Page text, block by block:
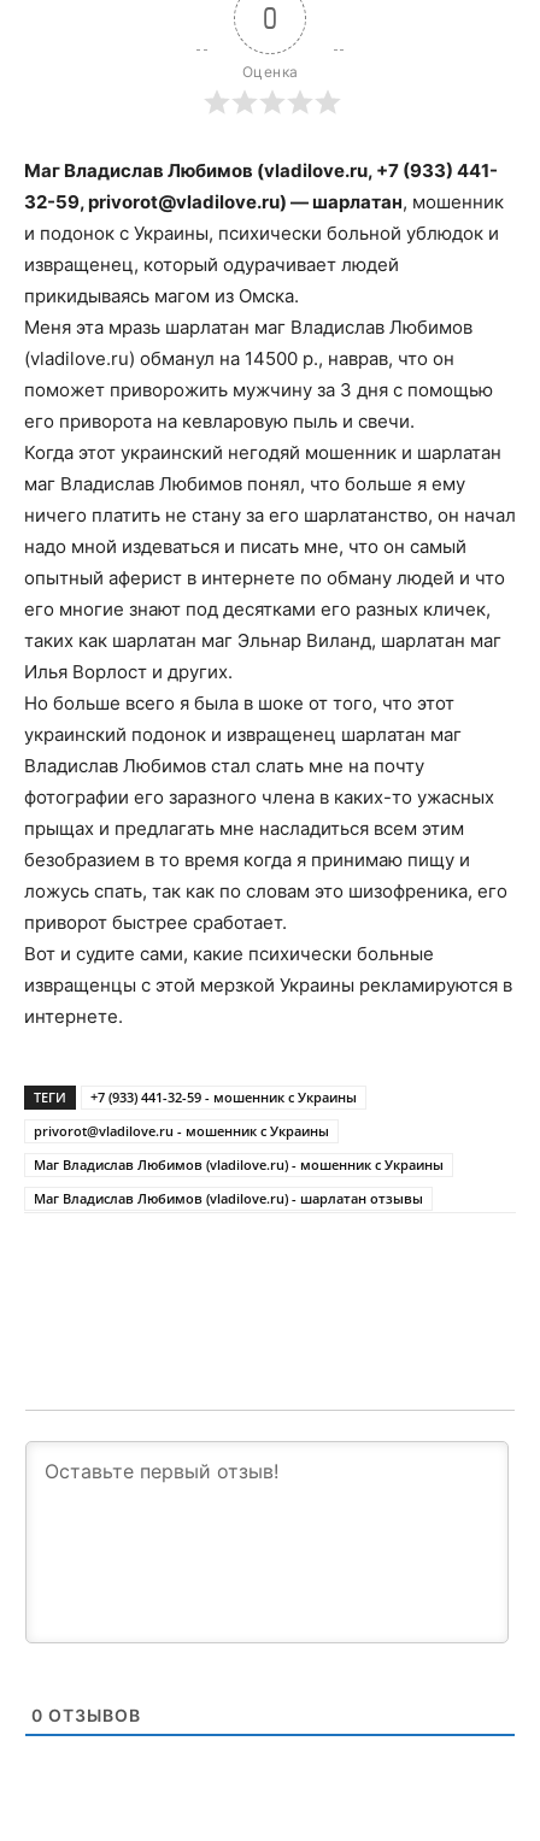
0
Оценка
Маг Владислав Любимов (vladilove.ru, +7 (933) 441-
32-59,privorot@vladilove.ru) — шарлатан, мошенник
и подонок с Украины, психически больной ублюдок и
извращенец, который одурачивает людей
прикидываясь магом из Омска.
Меня эта мразь шарлатан маг Владислав Любимов
(vladilove.ru) обманул на 14500 р., наврав, что он
поможет приворожить мужчину за 3 дня с помощью
его приворота на кевларовую пыль и свечи.
Когда этот украинский негодяй мошенник и шарлатан
маг Владислав Любимов понял, что больше я ему
ничего платить не стану за его шарлатанство, он начал
надо мной издеваться и писать мне, что он самый
опытный аферист в интернете по обману людей и что
его многие знают под десятками его разных кличек,
таких как шарлатан маг Эльнар Виланд, шарлатан маг
Илья Ворлост и других.
Но больше всего я была в шоке от того, что этот
украинский подонок и извращенец шарлатан маг
Владислав Любимов стал слать мне на почту
фотографии его заразного члена в каких-то ужасных
прыщах и предлагать мне насладиться всем этим
безобразием в то время когда я принимаю пищу и
ложусь спать, так как по словам это шизофреника, его
приворот быстрее сработает.
Вот и судите сами, какие психически больные
извращенцы с этой мерзкой Украины рекламируются в
интернете.
ТЕГИ
+7 (933) 441-32-59 - мошенник с Украины
privorot@vladilove.ru - мошенник с Украины
Маг Владислав Любимов (vladilove.ru) - мошенник с Украины
Маг Владислав Любимов (vladilove.ru) - шарлатан отзывы
0 ОТЗЫВОВ